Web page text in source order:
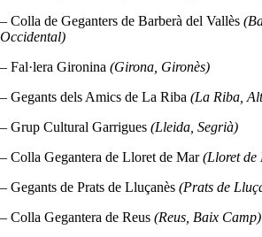
– Colla de Geganters de Barberà del Vallès
Occidental)
– Fal·lera Gironina (Girona, Gironès)
– Gegants dels Amics de La Riba (La Riba,
– Grup Cultural Garrigues (Lleida, Segrià)
– Colla Gegantera de Lloret de Mar(Lloret de
– Gegants de Prats de Lluçanès (Prats de
– Colla Gegantera de Reus (Reus, Baix Camp)